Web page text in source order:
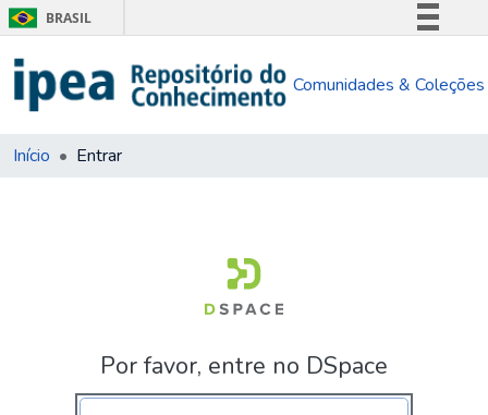
BRASIL
Comunica BR
Comunidades & Coleções
Início Entrar
Por favor, entre no DSpace